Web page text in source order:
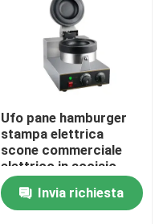
Ufo pane hamburger
stampa elettrica
scone commerciale
elettrico in acciaio
inossidabile carne
hamburger macchina
casual snack
Invia richiesta